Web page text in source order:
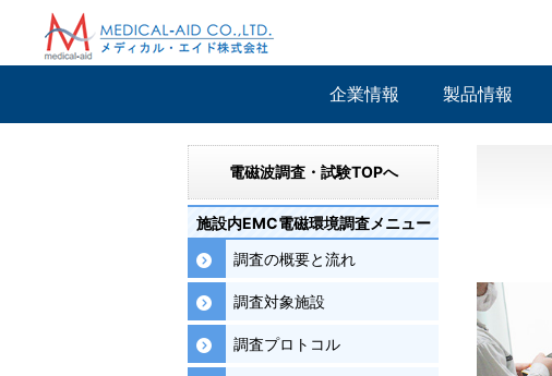
企業情報 製品情報
電磁波調査・試験TOPへ
施設内EMC電磁環境調査メニュー
調査の概要と流れ
調査対象施設
調査プロトコル